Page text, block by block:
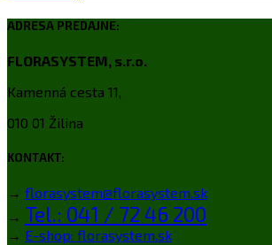
ADRESA PREDAJNE:
FLORASYSTEM, s.r.o.
Kamenná cesta 11,
010 01 Žilina
KONTAKT:
→ florasystem@florasystem.sk
→ Tel.: 041 / 72 46 200
→ E-shop: florasystem.sk